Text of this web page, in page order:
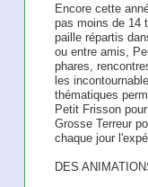
Encore cette
pas moins de 14
paille répartis
ou entre amis,
phares,
les
thématiques
Petit Frisson
Grosse Terreur
chaque jour
DES